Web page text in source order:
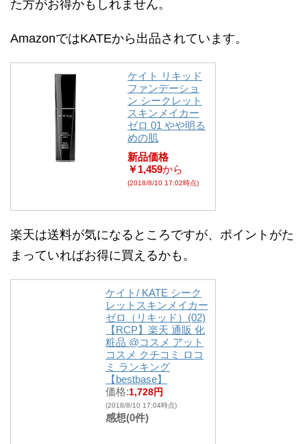
た方がお得かもしれません。
AmazonではKATEから出品されています。
ケイト リキッド
ファンデーショ
ン シークレット
スキンメイカー
ゼロ 01 やや明る
めの肌
新品価格
￥1,459から
(2018/8/10 17:02時点)
楽天は送料が気になるところですが、ポイントがた
まっていればお得に買えるかも。
ケイト/ KATE シーク
レットスキンメイカー
ゼロ（リキッド）(02)
【RCP】楽天 通販 化
粧品 @コスメ アット
コスメ クチコミ ロコ
ミ ランキング
【bestbase】
価格:1,728円
(2018/8/10 17:04時点)
感想(0件)